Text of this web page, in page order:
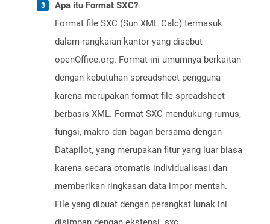
Apa itu Format SXC?
Format file SXC (Sun XML Calc) termasuk
dalam rangkaian kantor yang disebut
openOffice.org. Format ini umumnya berkaitan
dengan kebutuhan spreadsheet pengguna
karena merupakan format file spreadsheet
berbasis XML. Format SXC mendukung rumus,
fungsi, makro dan bagan bersama dengan
Datapilot, yang merupakan fitur yang luar biasa
karena secara otomatis individualisasi dan
memberikan ringkasan data impor mentah.
File yang dibuat dengan perangkat lunak ini